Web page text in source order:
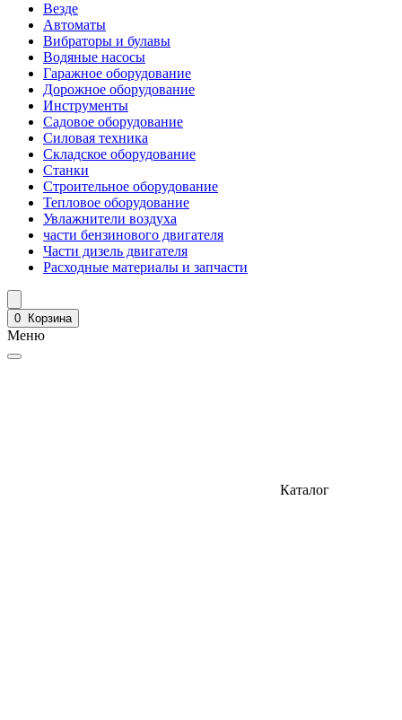
Везде
Автоматы
Вибраторы и булавы
Водяные насосы
Гаражное оборудование
Дорожное оборудование
Инструменты
Садовое оборудование
Силовая техника
Складское оборудование
Станки
Строительное оборудование
Тепловое оборудование
Увлажнители воздуха
части бензинового двигателя
Части дизель двигателя
Расходные материалы и запчасти
0 Корзина
Меню
Каталог